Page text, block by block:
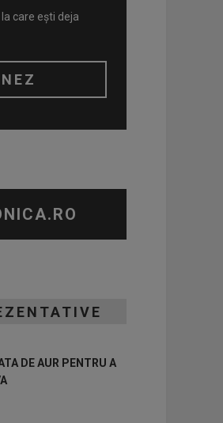
care ești deja
DE AUR PENTRU A